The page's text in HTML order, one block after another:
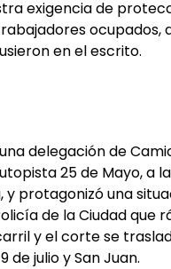
exigencia de
ocupados,
en el escrito.
delegación de
25 de Mayo, a
y protagonizó una
de la Ciudad que
y el corte se
de julio y San Juan.